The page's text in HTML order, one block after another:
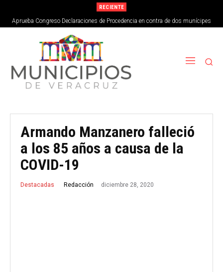
RECIENTE
Aprueba Congreso Declaraciones de Procedencia en contra de dos munícipes
Armando Manzanero falleció
a los 85 años a causa de la
COVID-19
Destacadas Redacción diciembre 28, 2020